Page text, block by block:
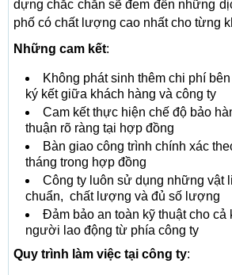
dựng chắc chắn sẽ đem đến những
phố có chất lượng cao nhất cho từng
Những cam kết:
Không phát sinh thêm chi phí
ký kết giữa khách hàng và công ty
Cam kết thực hiện chế độ bảo
thuận rõ ràng tại hợp đồng
Bàn giao công trình chính xác
tháng trong hợp đồng
Công ty luôn sử dụng những vật
chuẩn, chất lượng và đủ số lượng
Đảm bảo an toàn kỹ thuật cho cả
người lao động từ phía công ty
Quy trình làm việc tại công ty: